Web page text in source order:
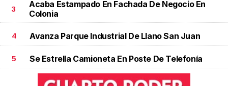
3
Acaba Estampado En Fachada De Negocio En
Colonia
4 Avanza Parque Industrial De Llano San Juan
5 Se Estrella Camioneta En Poste De Telefonía